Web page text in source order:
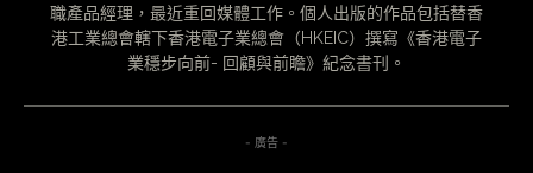
職產品經理，最近重回媒體工作。個人出版的作品包括替香
港工業總會轄下香港電子業總會（HKEIC）撰寫《香港電子
業穩步向前- 回顧與前瞻》紀念書刊。
- 廣告 -